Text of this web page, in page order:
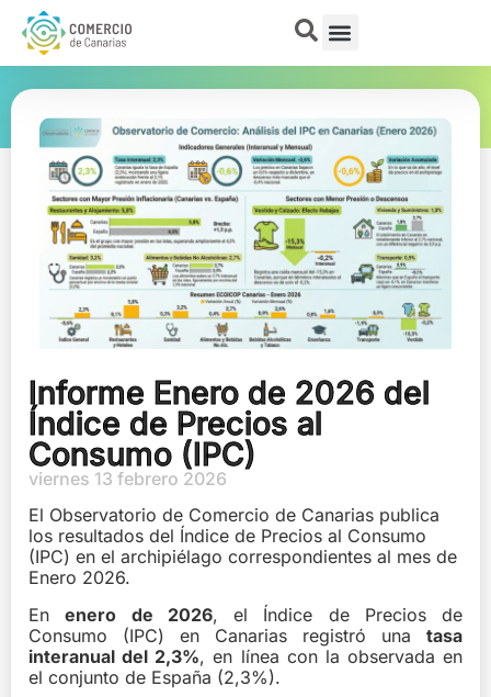
Informe Enero de 2026 del
Índice de Precios al
Consumo (IPC)
viernes 13 febrero 2026
El Observatorio de Comercio de Canarias publica
los resultados del Índice de Precios al Consumo
(IPC) en el archipiélago correspondientes al mes de
Enero 2026.
Enenero de 2026, el Índice de Precios de
Consumo (IPC) en Canarias registró una tasa
interanual del 2,3%, en línea con la observada en
el conjunto de España (2,3%).